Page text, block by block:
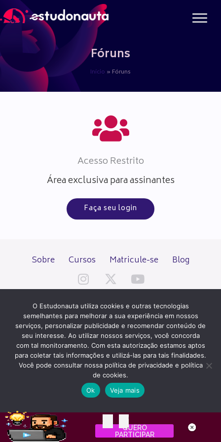
para
conteúdo
Fóruns
Início Fóruns
Acesso Restrito
Área exclusiva para assinantes
Faça seu login
Sobre Cursos Matricule-se Blog
Todos os direitos reservados desde 2000.
PATROCÍNIO E HOSPEDAGEM
INTERNET
01 04
Horas
QUERO
PARTICIPAR
O Estudonauta utiliza cookies e outras tecnologias
semelhantes para melhorar a sua experiência em nossos
serviços, personalizar publicidade e recomendar conteúdo de
seu interesse. Ao utilizar nossos serviços, você concorda
com tal monitoramento. Com esta autorização estamos aptos
para coletar tais informações e utilizá-las para tais finalidades.
Você pode consultar nossa política de privacidade e política
de cookies.
Ok
Veja mais